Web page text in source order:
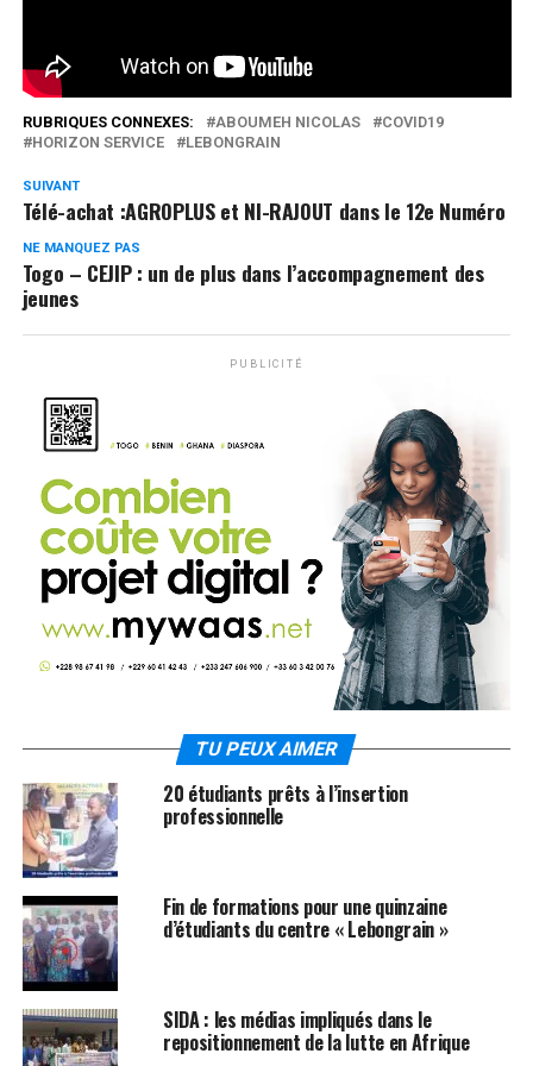
RUBRIQUES CONNEXES: ABOUMEH NICOLAS
COVID19
HORIZON SERVICE
LEBONGRAIN
SUIVANT
Télé-achat :AGROPLUS et NI-RAJOUT dans le 12e Numéro
NE MANQUEZ PAS
Togo – CEJIP : un de plus dans l’accompagnement des
jeunes
PUBLICITÉ
TU PEUX AIMER
20 étudiants prêts à l’insertion
professionnelle
Fin de formations pour une quinzaine
d’étudiants du centre « Lebongrain »
SIDA : les médias impliqués dans le
repositionnement de la lutte en Afrique